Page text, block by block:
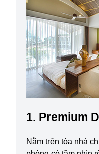
1. Premium
Nằm trên tòa nhà